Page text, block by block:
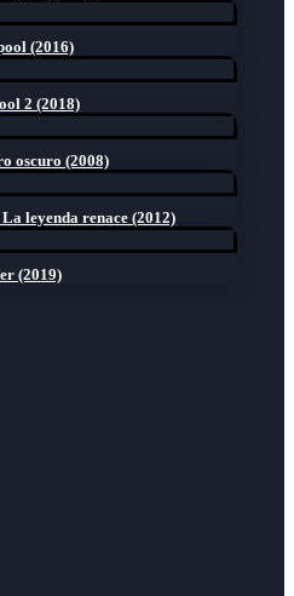
(2016)
2 (2018)
oscuro (2008)
leyenda renace (2012)
(2019)